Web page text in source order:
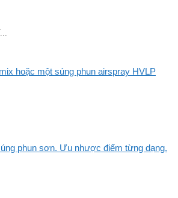
hoặc một súng phun airspray HVLP
phun sơn. Ưu nhược điểm từng dạng.